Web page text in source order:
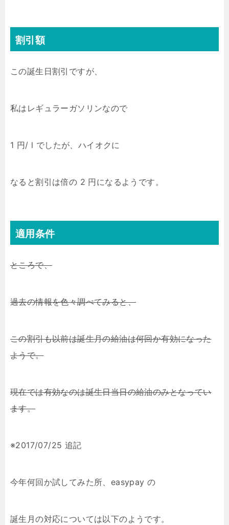
割引額
この誕生日割引ですが、
私はレギュラーガソリンなので
1 円/ l でしたが、ハイオクに
なると割引は倍の 2 円になるようです。
適用条件
ところで、
過去の情報を色々調べてみると、
この割引も以前は誕生月の給油は何回か有効になった
ようで。
現在では有効なのは誕生日当日の給油のみとなってい
ます。
※2017/07/25 追記
今年何回か試してみた所、easypay の
誕生月の対応については以下のようです。